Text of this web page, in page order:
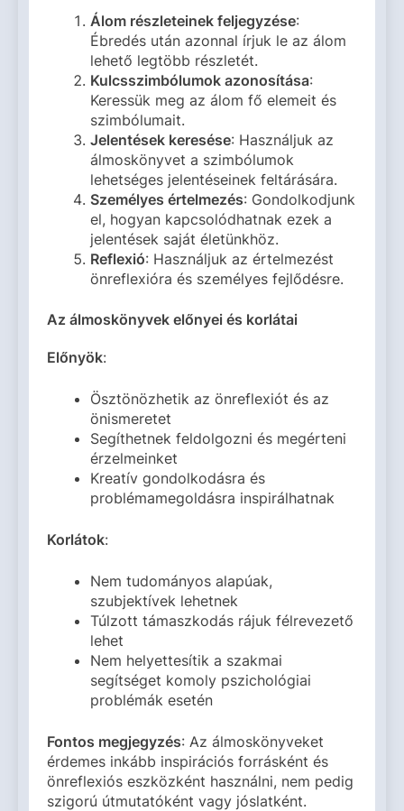
Álom részleteinek feljegyzése:
Ébredés után azonnal írjuk le az álom
lehető legtöbb részletét.
Kulcsszimbólumok azonosítása:
Keressük meg az álom fő elemeit és
szimbólumait.
Jelentések keresése: Használjuk az
álmoskönyvet a szimbólumok
lehetséges jelentéseinek feltárására.
Személyes értelmezés: Gondolkodjunk
el, hogyan kapcsolódhatnak ezek a
jelentések saját életünkhöz.
Reflexió: Használjuk az értelmezést
önreflexióra és személyes fejlődésre.
Az álmoskönyvek előnyei és korlátai
Előnyök:
Ösztönözhetik az önreflexiót és az
önismeretet
Segíthetnek feldolgozni és megérteni
érzelmeinket
Kreatív gondolkodásra és
problémamegoldásra inspirálhatnak
Korlátok:
Nem tudományos alapúak,
szubjektívek lehetnek
Túlzott támaszkodás rájuk félrevezető
lehet
Nem helyettesítik a szakmai
segítséget komoly pszichológiai
problémák esetén
Fontos megjegyzés: Az álmoskönyveket
érdemes inkább inspirációs forrásként és
önreflexiós eszközként használni, nem pedig
szigorú útmutatóként vagy jóslatként.